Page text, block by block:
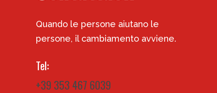
Quando le persone aiutano le
persone, il cambiamento avviene.
Tel:
+39 353 467 6039